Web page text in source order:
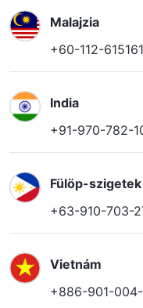
Malajzia
+60-112-
India
+91-970-782-
Fülöp-szigetek
+63-910-703-
Vietnám
+886-901-